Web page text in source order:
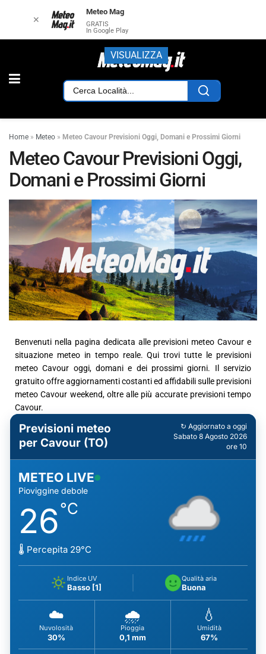
Home » Meteo » Meteo Cavour Previsioni Oggi, Domani e Prossimi Giorni
Meteo Cavour Previsioni Oggi,
Domani e Prossimi Giorni
Benvenuti nella pagina dedicata alle previsioni meteo Cavour e
situazione meteo in tempo reale. Qui trovi tutte le previsioni
meteo Cavour oggi, domani e dei prossimi giorni. Il servizio
gratuito offre aggiornamenti costanti ed affidabili sulle previsioni
meteo Cavour weekend, oltre alle più accurate previsioni tempo
Cavour.
Previsioni meteo
per Cavour (TO)
↻ Aggiornato a oggi
Sabato 8 Agosto 2026
ore 10
METEO LIVE
Pioviggine debole
26°C
🌡️ Percepita 29°C
Indice UV
Basso [1]
Qualità aria
Buona
☁️
Nuvolosità
30%
🌧️
Pioggia
0,1 mm
💧
Umidità
67%
✕
Meteo Mag
GRATIS
In Google Play
VISUALIZZA